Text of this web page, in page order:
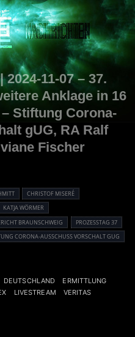
11-07 – 37.
Anklage in 16
Stiftung Corona-
gUG, RA Ralf
Fischer
CHRISTOF MISERÉ
KATJA WÖRMER
BRAUNSCHWEIG
PROZESSTAG 37
CORONA-AUSSCHUSS VORSCHALT GUG
DEUTSCHLAND
ERMITTLUNG
LIVESTREAM VERITAS